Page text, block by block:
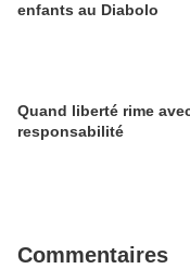
enfants au Diabolo
Quand liberté rime
responsabilité
Commentaires